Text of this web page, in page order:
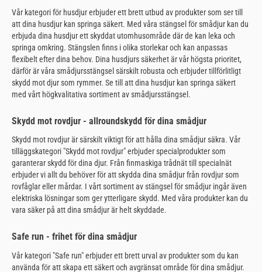
Vår kategori för husdjur erbjuder ett brett utbud av produkter som ser till
att dina husdjur kan springa säkert. Med våra stängsel för smådjur kan du
erbjuda dina husdjur ett skyddat utomhusområde där de kan leka och
springa omkring. Stängslen finns i olika storlekar och kan anpassas
flexibelt efter dina behov. Dina husdjurs säkerhet är vår högsta prioritet,
därför är våra smådjursstängsel särskilt robusta och erbjuder tillförlitligt
skydd mot djur som rymmer. Se till att dina husdjur kan springa säkert
med vårt högkvalitativa sortiment av smådjursstängsel.
Skydd mot rovdjur - allroundskydd för dina smådjur
Skydd mot rovdjur är särskilt viktigt för att hålla dina smådjur säkra. Vår
tilläggskategori "Skydd mot rovdjur" erbjuder specialprodukter som
garanterar skydd för dina djur. Från finmaskiga trådnät till specialnät
erbjuder vi allt du behöver för att skydda dina smådjur från rovdjur som
rovfåglar eller mårdar. I vårt sortiment av stängsel för smådjur ingår även
elektriska lösningar som ger ytterligare skydd. Med våra produkter kan du
vara säker på att dina smådjur är helt skyddade.
Safe run - frihet för dina smådjur
Vår kategori "Safe run" erbjuder ett brett urval av produkter som du kan
använda för att skapa ett säkert och avgränsat område för dina smådjur.